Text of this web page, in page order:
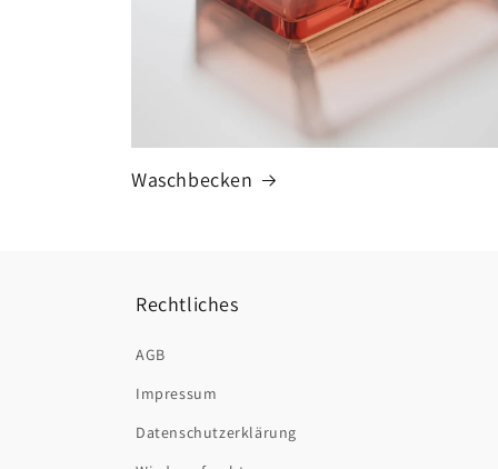
Waschbecken
Rechtliches
AGB
Impressum
Datenschutzerklärung